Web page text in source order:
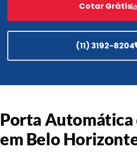
Enrolar
Portão
Portão
Cotar Grátis
(11) 3192-8204
Porta Automática
em Belo